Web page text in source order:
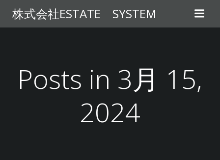
ン
テ
株式会社ESTATE SYSTEM
Posts in 3月 15,
2024